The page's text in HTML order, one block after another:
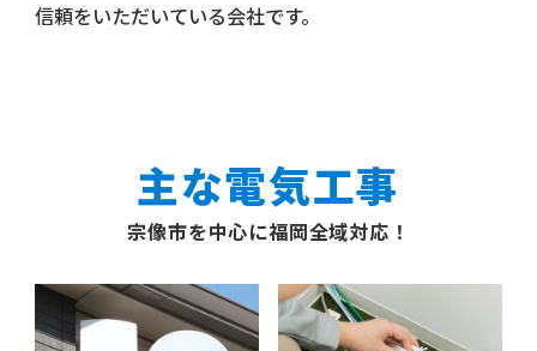
信頼をいただいている会社です。
主な電気工事
宗像市を中心に福岡全域対応！